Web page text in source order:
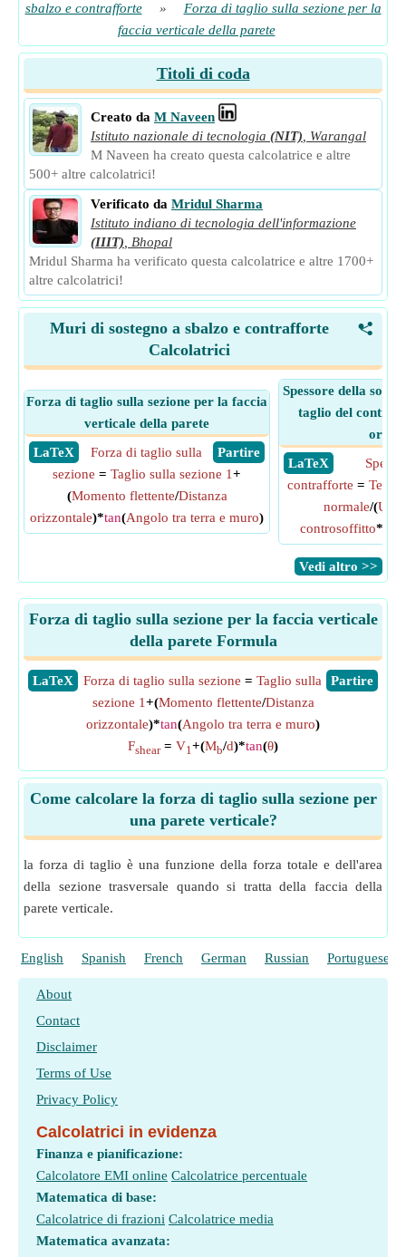
sbalzo e contrafforte
»
Forza di taglio sulla sezione per la
faccia verticale della parete
Titoli di coda
Creato da M Naveen
Istituto nazionale di tecnologia (NIT)
Warangal
M Naveen ha creato questa calcolatrice e altre
500+ altre calcolatrici!
Verificato da Mridul Sharma
Istituto indiano di tecnologia dell'informazione
(IIIT)
Bhopal
Mridul Sharma ha verificato questa calcolatrice e altre 1700+
altre calcolatrici!
<
Muri di sostegno a sbalzo e contrafforte
Calcolatrici
Forza di taglio sulla sezione per la faccia
verticale della parete
​ LaTeX
​ Partire
Forza di taglio sulla
sezione = Taglio sulla sezione 1+
(Momento flettente/Distanza
orizzontale)*tan(Angolo tra terra e muro)
Spessore della
taglio del
​ LaTeX
contrafforte =
normale/(
controsoffitto*
​Vedi altro >>
Forza di taglio sulla sezione per la faccia verticale
della parete Formula
​LaTeX ​Partire
Forza di taglio sulla sezione = Taglio sulla
sezione 1+(Momento flettente/Distanza
orizzontale)*tan(Angolo tra terra e muro)
Fshear= V1+(Mb/d)*tan(θ)
Come calcolare la forza di taglio sulla sezione per
una parete verticale?
la forza di taglio è una funzione della forza totale e dell'area
della sezione trasversale quando si tratta della faccia della
parete verticale.
English Spanish French German Russian Portuguese
About
Contact
Disclaimer
Terms of Use
Privacy Policy
Calcolatrici in evidenza
Finanza e pianificazione:
Calcolatore EMI online Calcolatrice percentuale
Matematica di base:
Calcolatrice di frazioni Calcolatrice media
Matematica avanzata: